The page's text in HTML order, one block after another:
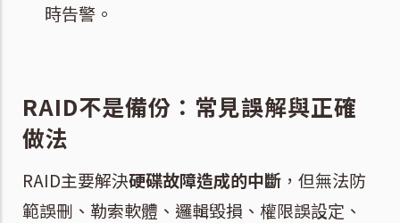
時告警。
RAID不是備份：常見誤解與正確
做法
RAID主要解決硬碟故障造成的中斷 ，但無法防
範誤刪、勒索軟體、邏輯毀損、權限誤設定、